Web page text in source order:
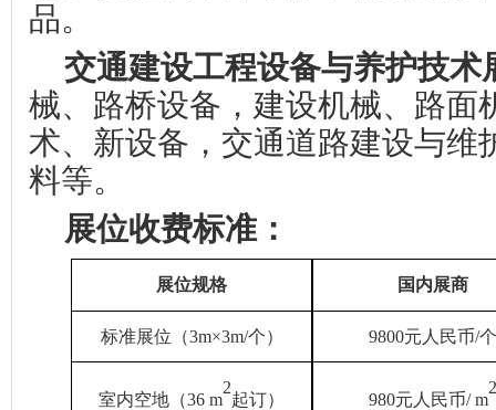
品。
交通建设工程设备与养护技术
械、路桥设备，建设机械、路面
术、新设备，交通道路建设与维
料等。
展位收费标准 ：
展位规格 国内展商
标准展位 （3m×3m/个） 9800元人民币/
室内空地（36 m
2
起订） 980元人民币/ m